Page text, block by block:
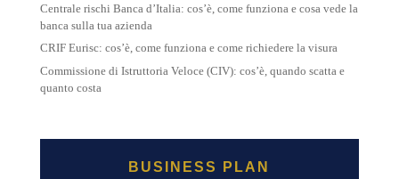
Centrale rischi Banca d’Italia: cos’è, come funziona e cosa vede la
banca sulla tua azienda
CRIF Eurisc: cos’è, come funziona e come richiedere la visura
Commissione di Istruttoria Veloce (CIV): cos’è, quando scatta e
quanto costa
BUSINESS PLAN